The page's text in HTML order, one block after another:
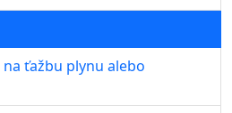
ťažbu plynu alebo